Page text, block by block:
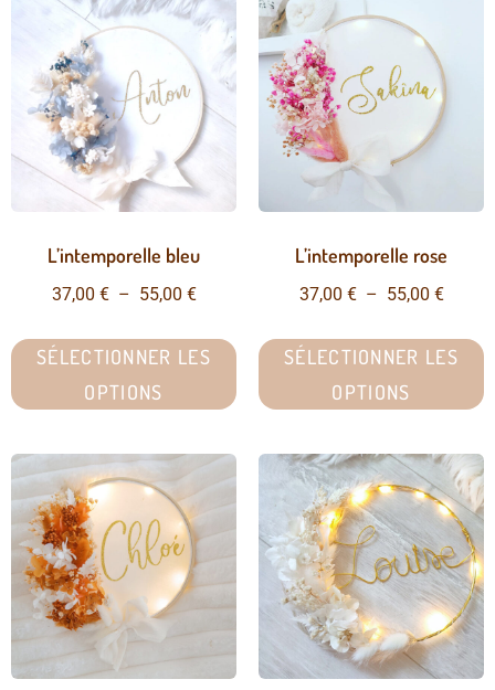
L’intemporelle bleu
37,00 € – 55,00 €
SÉLECTIONNER LES
OPTIONS
L’intemporelle rose
37,00 € – 55,00 €
SÉLECTIONNER LES
OPTIONS